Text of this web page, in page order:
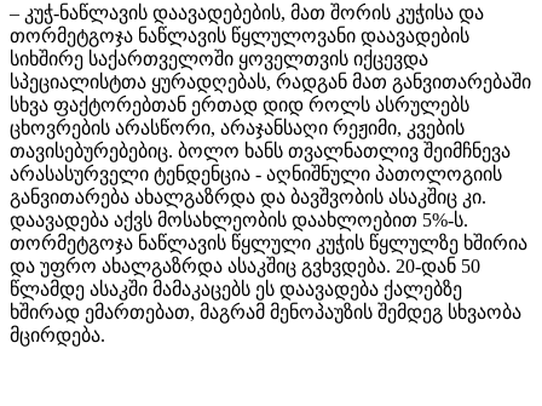
– კუჭ-ნაწლავის დაავადებების, მათ შორის კუჭისა და
თორმეტგოჯა ნაწლავის წყლულოვანი დაავადების
სიხშირე საქართველოში ყოველთვის იქცევდა
სპეციალისტთა ყურადღებას, რადგან მათ განვითარებაში
სხვა ფაქტორებთან ერთად დიდ როლს ასრულებს
ცხოვრების არასწორი, არაჯანსაღი რეჟიმი, კვების
თავისებურებებიც. ბოლო ხანს თვალნათლივ შეიმჩნევა
არასასურველი ტენდენცია - აღნიშნული პათოლოგიის
განვითარება ახალგაზრდა და ბავშვობის ასაკშიც კი.
დაავადება აქვს მოსახლეობის დაახლოებით 5%-ს.
თორმეტგოჯა ნაწლავის წყლული კუჭის წყლულზე ხშირია
და უფრო ახალგაზრდა ასაკშიც გვხვდება. 20-დან 50
წლამდე ასაკში მამაკაცებს ეს დაავადება ქალებზე
ხშირად ემართებათ, მაგრამ მენოპაუზის შემდეგ სხვაობა
მცირდება.